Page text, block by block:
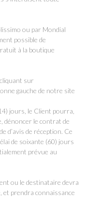
ou par Mondial
possible de
à la boutique
sur
gauche de notre site
jours, le Client pourra,
dénoncer le contrat de
d’avis de réception. Ce
de soixante (60) jours
prévue au
ou le destinataire devra
et prendra connaissance